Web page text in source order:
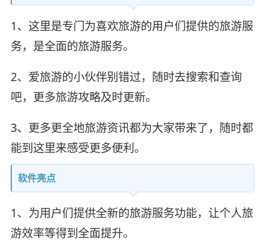
1、这里是专门为喜欢旅游的用户们提供的旅游服
务，是全面的旅游服务。
2、爱旅游的小伙伴别错过，随时去搜索和查询
吧，更多旅游攻略及时更新。
3、更多更全地旅游资讯都为大家带来了，随时都
能到这里来感受更多便利。
软件亮点
1、为用户们提供全新的旅游服务功能，让个人旅
游效率等得到全面提升。